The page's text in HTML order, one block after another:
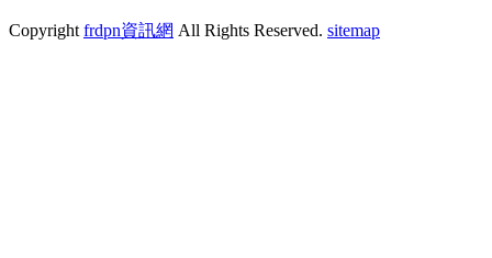
Copyright frdpn資訊網 All Rights Reserved. sitemap